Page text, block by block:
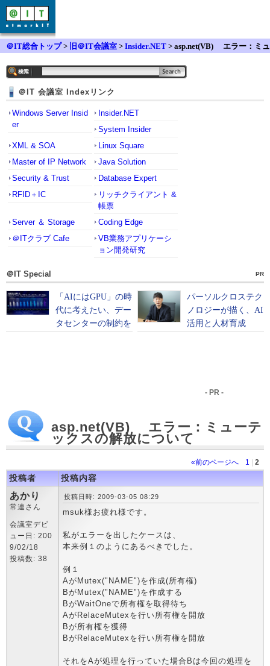
＠IT総合トップ> 旧＠IT会議室 > Insider.NET > asp.net(VB) エラー：ミュ
＠IT 会議室 Indexリンク
Windows Server Insid
er
Insider.NET
System Insider
XML & SOA
Linux Square
Master of IP Network
Java Solution
Security & Trust
Database Expert
RFID＋IC
リッチクライアント &
帳票
Server ＆ Storage
Coding Edge
＠ITクラブ Cafe
VB業務アプリケーシ
ョン開発研究
＠IT Special PR
- PR -
asp.net(VB) エラー：ミューテ
ックスの解放について
«前のページへ 1 2
投稿者 投稿内容
あかり
常連さん
会議室デビ
ュー日: 200
9/02/18
投稿数: 38
投稿日時: 2009-03-05 08:29
msuk様お疲れ様です。
私がエラーを出したケースは、
本来例１のようにあるべきでした。
例１
AがMutex("NAME")を作成(所有権)
BがMutex("NAME")を作成する
BがWaitOneで所有権を取得待ち
AがRelaceMutexを行い所有権を開放
Bが所有権を獲得
BがRelaceMutexを行い所有権を開放
それをAが処理を行っていた場合Bは今回の処理を